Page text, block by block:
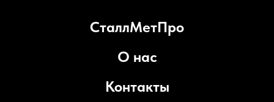
СталлМетПро
О нас
Контакты